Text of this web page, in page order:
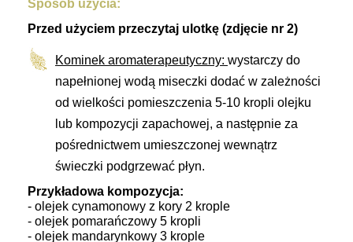
Sposób użycia:
Przed użyciem przeczytaj ulotkę (zdjęcie nr 2)
Kominek aromaterapeutyczny: wystarczy do
napełnionej wodą miseczki dodać w zależności
od wielkości pomieszczenia 5-10 kropli olejku
lub kompozycji zapachowej, a następnie za
pośrednictwem umieszczonej wewnątrz
świeczki podgrzewać płyn.
Przykładowa kompozycja:
- olejek cynamonowy z kory 2 krople
- olejek pomarańczowy 5 kropli
- olejek mandarynkowy 3 krople